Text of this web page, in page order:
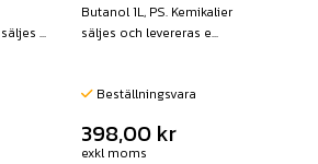
...
Butanol 1L, PS. Kemikalier
säljes och levereras e...
Beställningsvara
398,00 kr
exkl moms